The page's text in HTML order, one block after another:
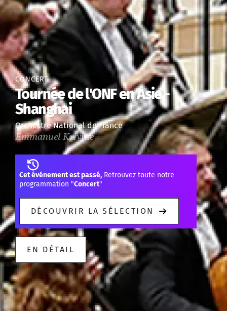
CONCERT
Tournée de l'ONF en Asie -
Shanghai
Orchestre National de France
Emmanuel Krivine
Cet événement est passé, Retrouvez toute notre
programmation "Concert"
DÉCOUVRIR LA SÉLECTION
EN DÉTAIL